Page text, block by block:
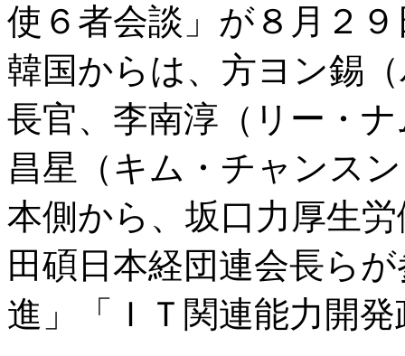
使６者会談」が８月２
韓国からは、方ヨン錫
長官、李南淳（リー・
昌星（キム・チャンス
本側から、坂口力厚生
田碩日本経団連会長ら
進」「ＩＴ関連能力開